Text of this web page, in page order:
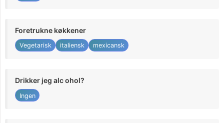
Foretrukne køkkener
Vegetarisk italiensk mexicansk
Drikker jeg alc ohol?
Ingen